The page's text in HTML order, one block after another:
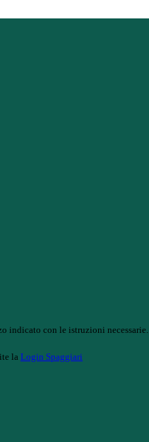
indicato con le istruzioni necessarie.
la Login Spaggiari